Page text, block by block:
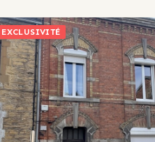
EXCLUSIVITÉ